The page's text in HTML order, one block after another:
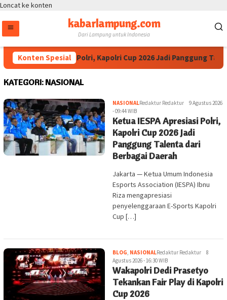
Loncat ke konten
kabarlampung.com
Dari Lampung untuk Indonesia
Konten Spesial
IESPA Apresiasi Polri, Kapolri Cup 2026 Jadi Panggung Talenta
KATEGORI: NASIONAL
NASIONALRedaktur Redaktur
9 Agustus 2026
- 09:44 WIB
Ketua IESPA Apresiasi Polri,
Kapolri Cup 2026 Jadi
Panggung Talenta dari
Berbagai Daerah
Jakarta — Ketua Umum Indonesia
Esports Association (IESPA) Ibnu
Riza mengapresiasi
penyelenggaraan E-Sports Kapolri
Cup […]
BLOG, NASIONALRedaktur Redaktur
8
Agustus 2026 - 16:30 WIB
Wakapolri Dedi Prasetyo
Tekankan Fair Play di Kapolri
Cup 2026